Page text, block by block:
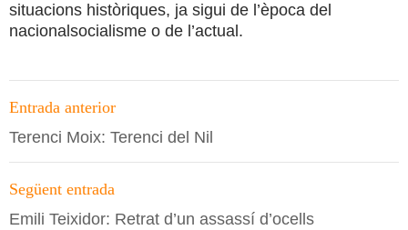
situacions històriques, ja sigui de l’època del
nacionalsocialisme o de l’actual.
Navegació
per
les
entrades
Entrada anterior
Terenci Moix: Terenci del Nil
Següent entrada
Emili Teixidor: Retrat d’un assassí d’ocells